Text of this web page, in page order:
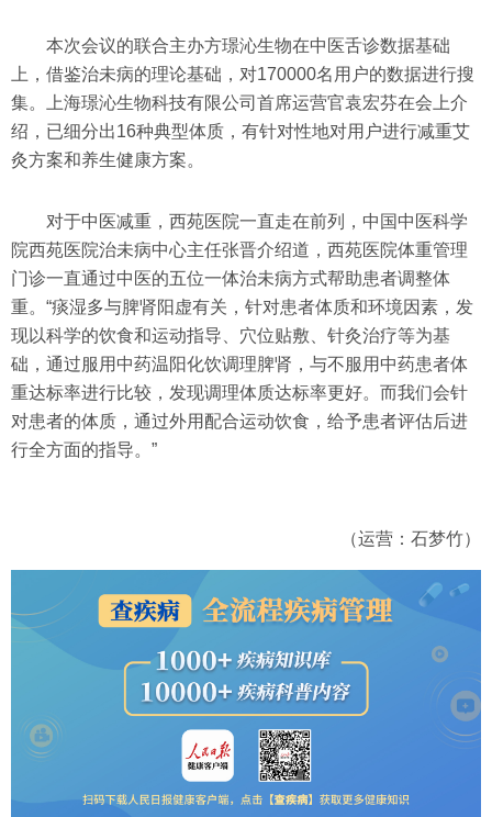
本次会议的联合主办方璟沁生物在中医舌诊数据基础
上，借鉴治未病的理论基础，对170000名用户的数据进行搜
集。上海璟沁生物科技有限公司首席运营官袁宏芬在会上介
绍，已细分出16种典型体质，有针对性地对用户进行减重艾
灸方案和养生健康方案。
对于中医减重，西苑医院一直走在前列，中国中医科学
院西苑医院治未病中心主任张晋介绍道，西苑医院体重管理
门诊一直通过中医的五位一体治未病方式帮助患者调整体
重。“痰湿多与脾肾阳虚有关，针对患者体质和环境因素，发
现以科学的饮食和运动指导、穴位贴敷、针灸治疗等为基
础，通过服用中药温阳化饮调理脾肾，与不服用中药患者体
重达标率进行比较，发现调理体质达标率更好。而我们会针
对患者的体质，通过外用配合运动饮食，给予患者评估后进
行全方面的指导。”
（运营：石梦竹）